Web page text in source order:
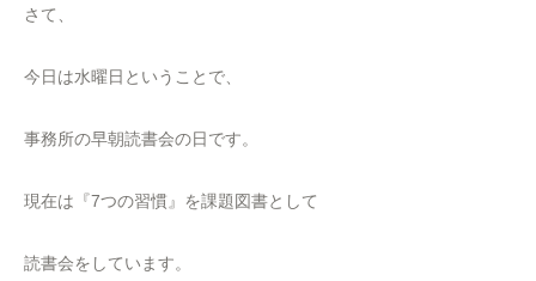
さて、
今日は水曜日ということで、
事務所の早朝読書会の日です。
現在は『7つの習慣』を課題図書として
読書会をしています。